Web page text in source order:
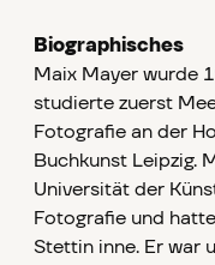
Biographisches
Maix Mayer wurde
studierte zuerst
Fotografie an der
Buchkunst Leipzig.
Universität der
Fotografie und
Stettin inne. Er war